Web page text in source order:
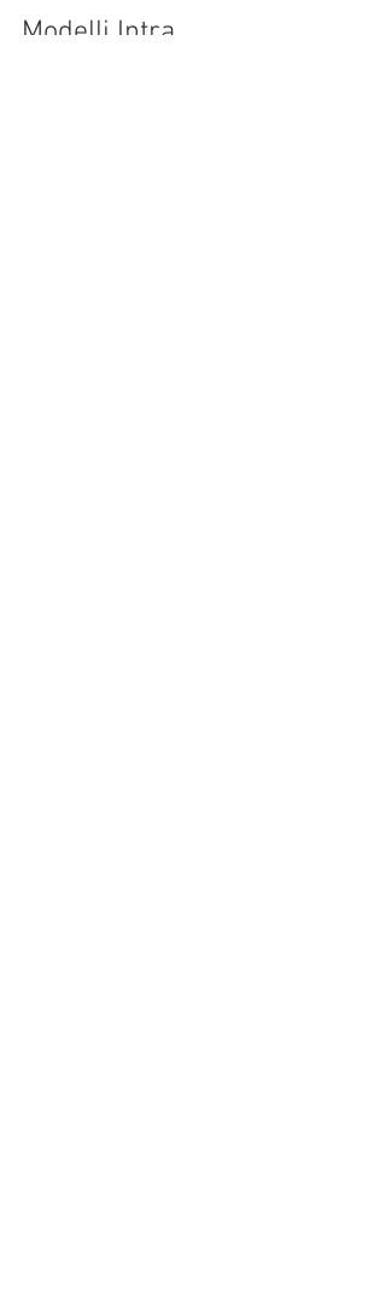
Modelli Intra